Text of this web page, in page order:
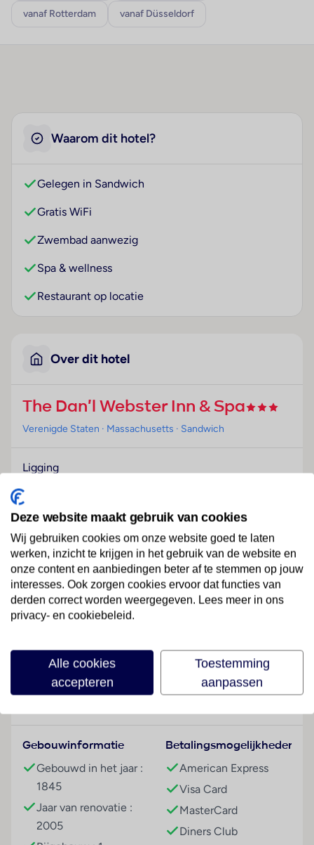
vanaf Rotterdam vanaf Düsseldorf
Waarom dit hotel?
Gelegen in Sandwich
Gratis WiFi
Zwembad aanwezig
Spa & wellness
Restaurant op locatie
Over dit hotel
The Dan'l Webster Inn & Spa
Verenigde Staten · Massachusetts · Sandwich
Ligging
Hotelfaciliteiten
Het hotel werd in 1845 gebouwd. Voor de gasten
staan in een hoofdgebouw met 3 verdiepingen en in
een 2 verdiepingen tellend bijgebouw 53 kamers ter
beschikking. 24/24 staat de gasten Engelstalig
personeel aan de receptie met raad en daad bij, het
in- en uitchecken is 24 uur per dag mogelijk. Het
garderobe, een bagagedepot, een kluis, een
geldautomaat en een drankenautomaat. In het verblijf
is Wi-Fi verkrijgbaar. De tourdesk biedt ondersteuning
bij het boeken van excursies. Het hotel beschikt over
meerdere voor gehandicapten toegankelijke
faciliteiten voor rolstoelgebruikers en een lift. Voor
gemoedelijke stemmingen zorgt een open haard.
Naast een souvenirwinkel zijn andere winkels
verblijf gebruikmaken van de verschillende
recreatieve voorzieningen van het verblijf zoals
Faciliteiten
Gebouwinformatie
Gebouwd in het jaar :
1845
Jaar van renovatie :
2005
Betalingsmogelijkheden
American Express
Visa Card
MasterCard
Diners Club
Deze website maakt gebruik van cookies
Wij gebruiken cookies om onze website goed te laten
werken, inzicht te krijgen in het gebruik van de website en
onze content en aanbiedingen beter af te stemmen op jouw
interesses. Ook zorgen cookies ervoor dat functies van
derden correct worden weergegeven. Lees meer in ons
privacy- en cookiebeleid.
Alle cookies
accepteren
Toestemming
aanpassen